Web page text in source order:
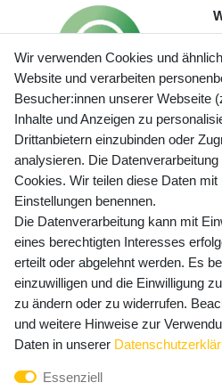
Preisangaben inkl. gesetzl.
Versandkosten
Newsletter Anmeldung
mehr
E-MAIL **
Newsletter
Honig
Hiermit bestätige ich, dass ich
widerrufen.**
Wir verwenden Cookies und
Website und verarbeiten
Besucher:innen unserer Webseite
Inhalte und Anzeigen zu
Drittanbietern einzubinden oder
analysieren. Die
Cookies. Wir teilen diese Daten mit
Einstellungen benennen.
Die Datenverarbeitung kann mit
eines berechtigten Interesses
erteilt oder abgelehnt werden. Es
einzuwilligen und die Einwilligung
zu ändern oder zu widerrufen.
und weitere Hinweise zur
Daten in unserer
Essenziell